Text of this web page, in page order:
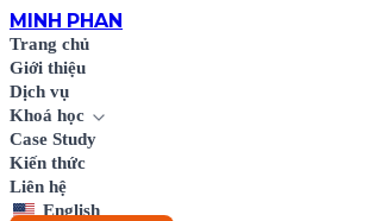
MINH PHAN
Trang chủ
Giới thiệu
Dịch vụ
Khoá học
Case Study
Kiến thức
Liên hệ
English